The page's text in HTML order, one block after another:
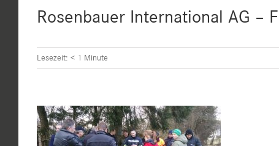
Rosenbauer International AG –
Lesezeit: < 1 Minute